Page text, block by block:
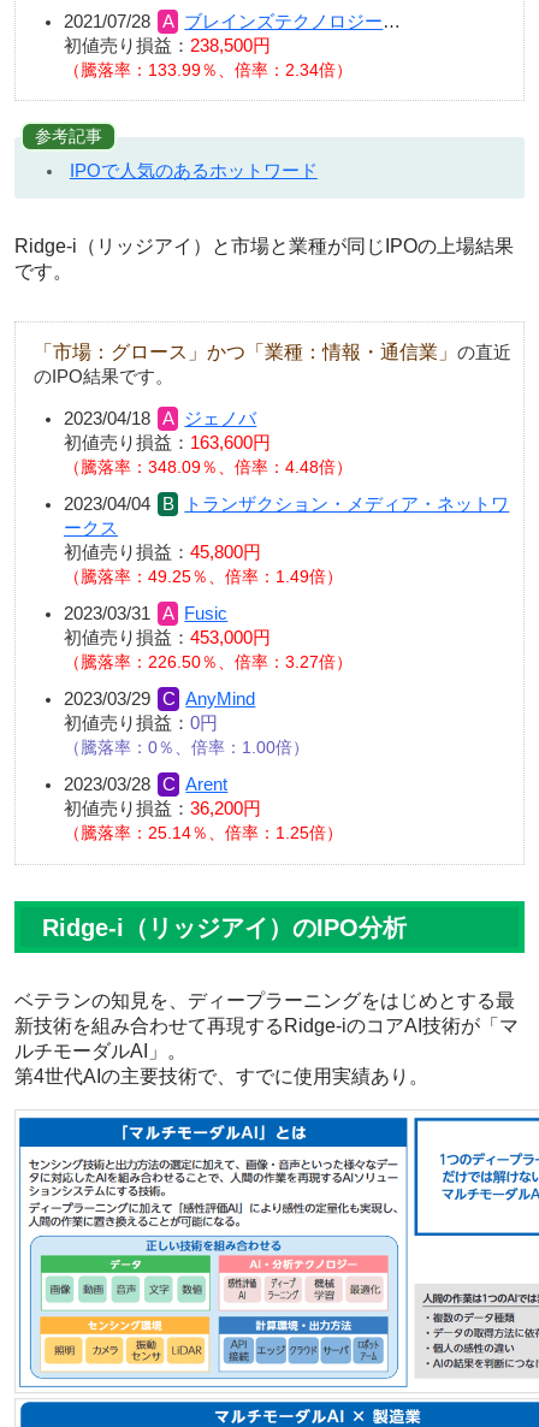
2021/07/28 ブレインズテクノロジー…
初値売り損益： 238,500円
（騰落率：133.99％、倍率：2.34倍）
参考記事
IPOで人気のあるホットワード
Ridge-i（リッジアイ）と市場と業種が同じIPOの上場結果
です。
「市場：グロース」かつ「業種：情報・通信業」 の直近
のIPO結果です。
2023/04/18
ジェノバ
初値売り損益： 163,600円
騰落率：348.09％、倍率：4.48倍
2023/04/04
トランザクション・メディア・ネットワ
ークス
初値売り損益： 45,800円
騰落率：49.25％、倍率：1.49倍
2023/03/31
Fusic
初値売り損益： 453,000円
騰落率：226.50％、倍率：3.27倍
2023/03/29
AnyMind
初値売り損益： 0円
騰落率：0％、倍率：1.00倍
2023/03/28
Arent
初値売り損益： 36,200円
騰落率：25.14％、倍率：1.25倍
Ridge-i（リッジアイ）のIPO分析
ベテランの知見を、ディープラーニングをはじめとする最
新技術を組み合わせて再現するRidge-iのコアAI技術が「マ
ルチモーダルAI」。
第4世代AIの主要技術で、すでに使用実績あり。